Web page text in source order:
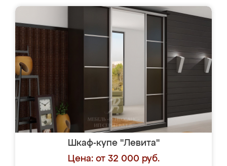
Шкаф-купе "Левита"
Цена: от 32 000 руб.